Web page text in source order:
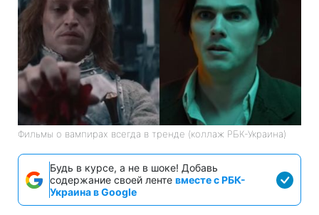
Фильмы о вампирах всегда в тренде (коллаж РБК-Украина)
Будь в курсе, а не в шоке! Добавь
содержание своей ленте вместе с РБК-
Украина в Google